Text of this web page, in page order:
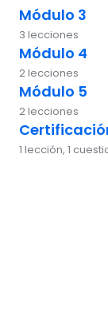
Módulo 3
3 lecciones
Módulo 4
2 lecciones
Módulo 5
2 lecciones
1 lección, 1